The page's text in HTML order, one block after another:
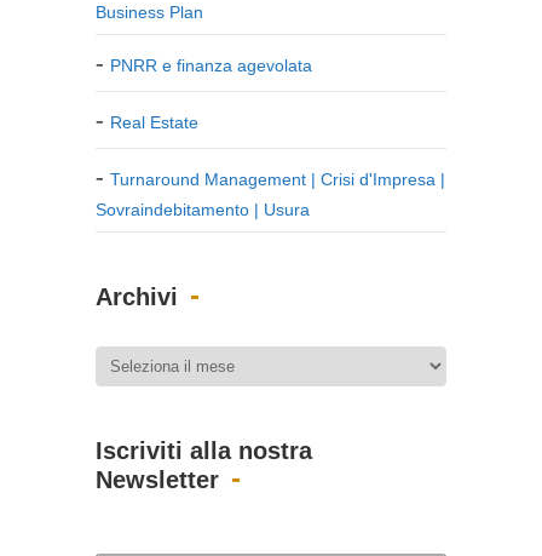
Business Plan
PNRR e finanza agevolata
Real Estate
Turnaround Management | Crisi d'Impresa |
Sovraindebitamento | Usura
Archivi
Iscriviti alla nostra
Newsletter